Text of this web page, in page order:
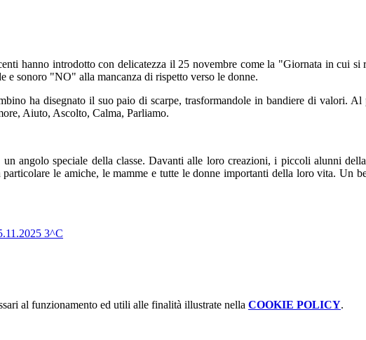
hanno introdotto con delicatezza il 25 novembre come la "Giornata in cui
e sonoro "NO" alla mancanza di rispetto verso le donne.
ha disegnato il suo paio di scarpe, trasformandole in bandiere di valori.
Aiuto, Ascolto, Calma, Parliamo.
angolo speciale della classe. Davanti alle loro creazioni, i piccoli alunni
le amiche, le mamme e tutte le donne importanti della loro vita. Un
al funzionamento ed utili alle finalità illustrate nella COOKIE POLICY.